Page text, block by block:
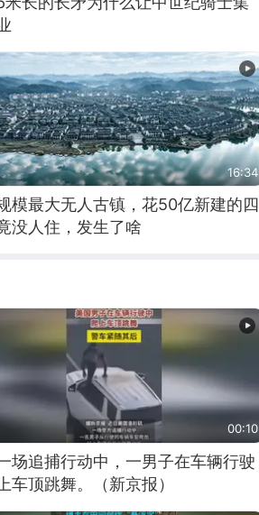
16:34
模最大无人古镇，花50亿新建的四
没人住，发生了啥
00:10
场追捕行动中，一男子在车辆行驶
车顶跳舞。（新京报）